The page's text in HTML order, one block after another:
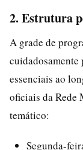
2. Estrutura
A grade de
essenciais ao
oficiais da Rede
temático:
Segunda-